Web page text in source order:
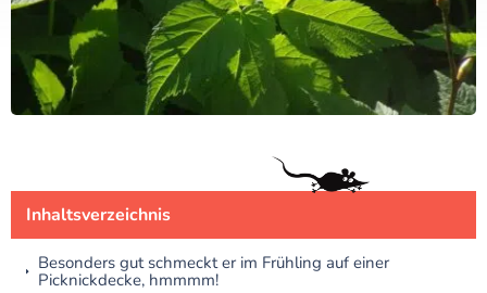
Inhaltsverzeichnis
Besonders gut schmeckt er im Frühling auf einer
Picknickdecke, hmmmm!